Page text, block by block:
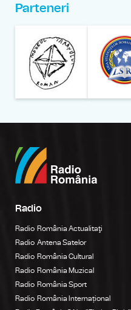
Parteneri
Radio
Radio România Actualitaţi
Radio Antena Satelor
Radio România Cultural
Radio România Muzical
Radio România Sport
Radio România Internațional